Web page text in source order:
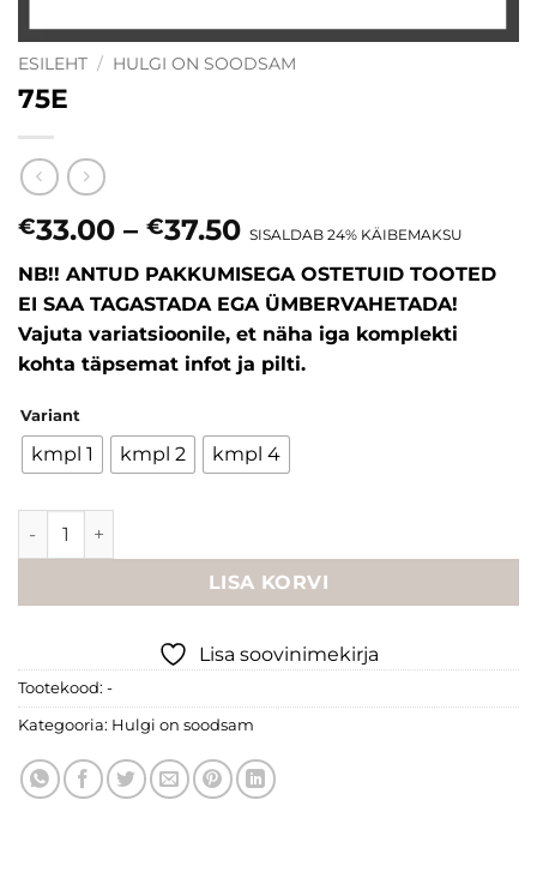
ESILEHT / HULGI ON SOODSAM
75E
€33.00 – €37.50Price
€33.00
through
€37.50
SISALDAB 24% KÄIBEMAKSU
NB!! ANTUD PAKKUMISEGA OSTETUID TOOTED
EI SAA TAGASTADA EGA ÜMBERVAHETADA!
Vajuta variatsioonile, et näha iga komplekti
kohta täpsemat infot ja pilti.
Variant
kmpl 1 kmpl 2 kmpl 4
75E kogus
LISA KORVI
Lisa soovinimekirja
Tootekood: -
Kategooria: Hulgi on soodsam